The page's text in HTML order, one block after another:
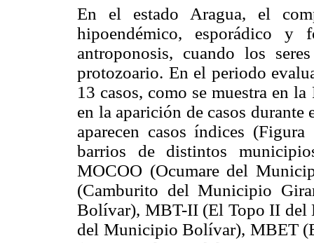
En el estado Aragua, el
hipoendémico, esporádico y
antroponosis, cuando los
protozoario. En el periodo
13 casos, como se muestra en
en la aparición de casos
aparecen casos índices
barrios de distintos
MOCOO (Ocumare del
(Camburito del Municipio
Bolívar), MBT-II (El Topo II
del Municipio Bolívar), MBET